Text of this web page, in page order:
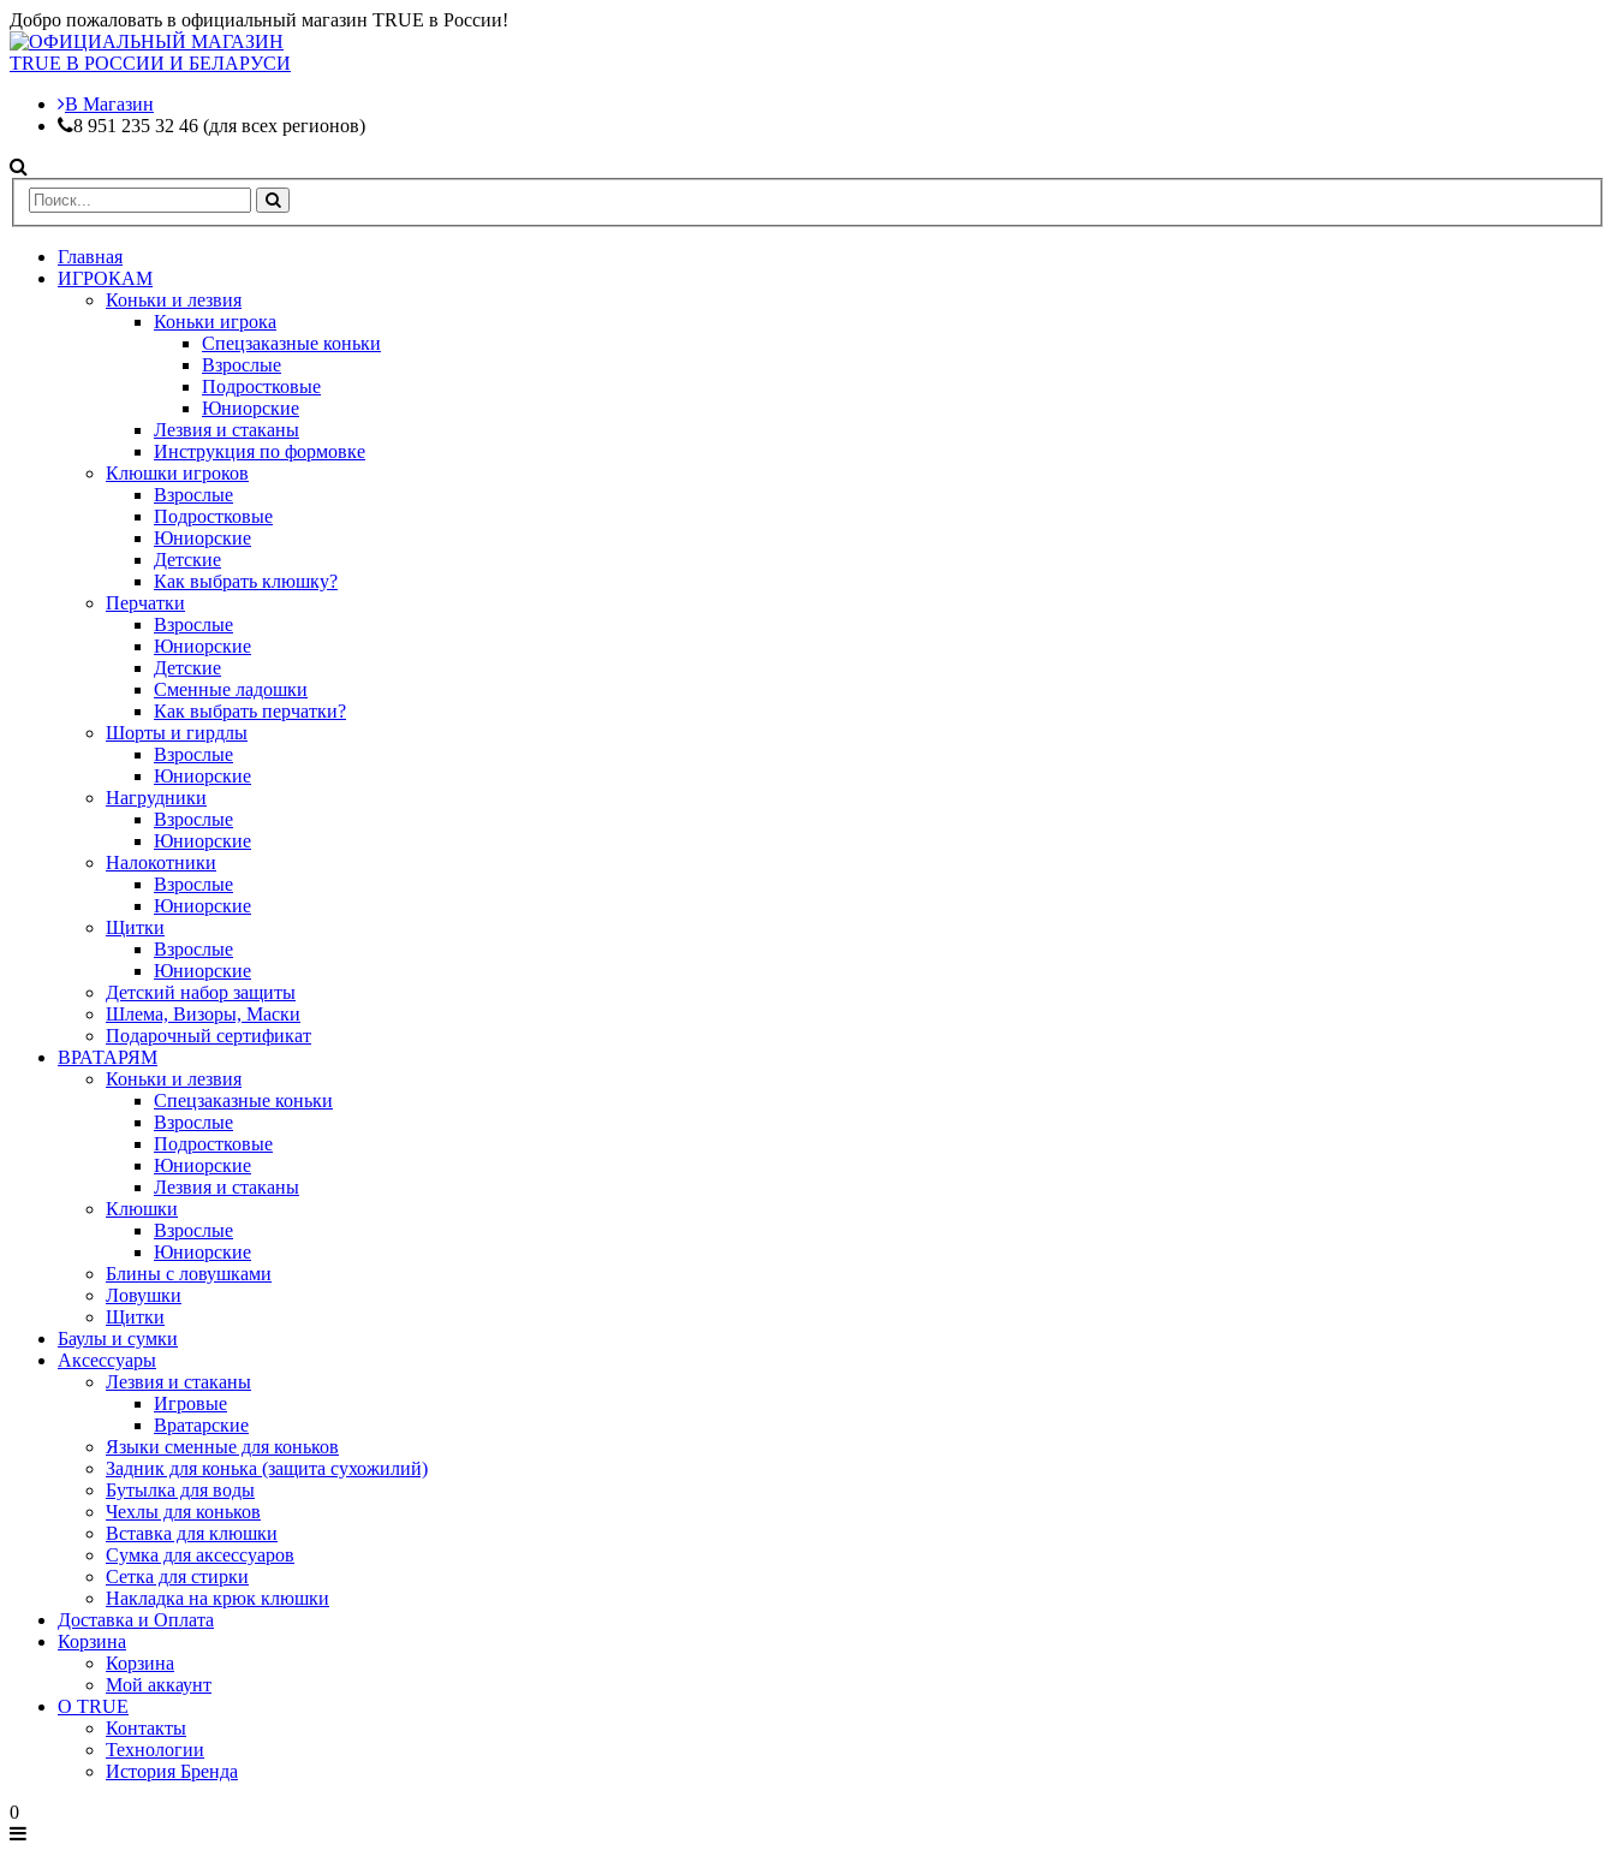
Добро пожаловать в официальный магазин TRUE в России!
В Магазин
8 951 235 32 46 (для всех регионов)
Главная
ИГРОКАМ
Коньки и лезвия
Коньки игрока
Спецзаказные коньки
Взрослые
Подростковые
Юниорские
Лезвия и стаканы
Инструкция по формовке
Клюшки игроков
Взрослые
Подростковые
Юниорские
Детские
Как выбрать клюшку?
Перчатки
Взрослые
Юниорские
Детские
Сменные ладошки
Как выбрать перчатки?
Шорты и гирдлы
Взрослые
Юниорские
Нагрудники
Взрослые
Юниорские
Налокотники
Взрослые
Юниорские
Щитки
Взрослые
Юниорские
Детский набор защиты
Шлема, Визоры, Маски
Подарочный сертификат
ВРАТАРЯМ
Коньки и лезвия
Спецзаказные коньки
Взрослые
Подростковые
Юниорские
Лезвия и стаканы
Клюшки
Взрослые
Юниорские
Блины с ловушками
Ловушки
Щитки
Баулы и сумки
Аксессуары
Лезвия и стаканы
Игровые
Вратарские
Языки сменные для коньков
Задник для конька (защита сухожилий)
Бутылка для воды
Чехлы для коньков
Вставка для клюшки
Сумка для аксессуаров
Сетка для стирки
Накладка на крюк клюшки
Доставка и Оплата
Корзина
Корзина
Мой аккаунт
О TRUE
Контакты
Технологии
История Бренда
0